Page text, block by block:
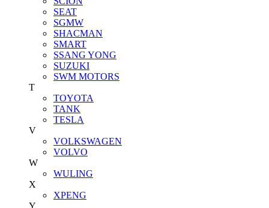
SEAT
SGMW
SHACMAN
SMART
SSANG YONG
SUZUKI
SWM MOTORS
T
TOYOTA
TANK
TESLA
V
VOLKSWAGEN
VOLVO
W
WULING
X
XPENG
Y